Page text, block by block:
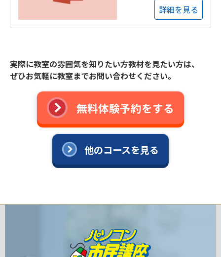
詳細を見る
実際に教室の雰囲気を知りたい方教材を見たい方は、
ぜひお気軽に教室までお問い合わせください。
無料体験予約をする
他のコースを見る